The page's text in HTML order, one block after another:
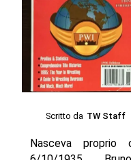
Scritto da TW Staff
Nasceva